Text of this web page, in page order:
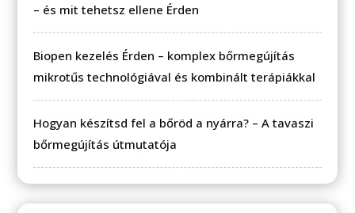
– és mit tehetsz ellene Érden
Biopen kezelés Érden – komplex bőrmegújítás
mikrotűs technológiával és kombinált terápiákkal
Hogyan készítsd fel a bőröd a nyárra? – A tavaszi
bőrmegújítás útmutatója